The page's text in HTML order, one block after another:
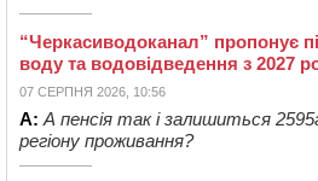
“Черкасиводоканал” пропонує
воду та водовідведення з 2027
07 СЕРПНЯ 2026, 10:56
А: А пенсія так і залишиться
регіону проживання?